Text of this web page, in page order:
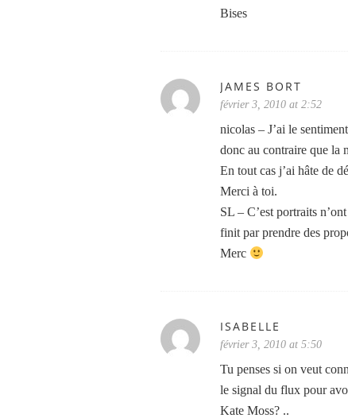
Bises
JAMES BORT
février 3, 2010 at 2:52
nicolas – J’ai le
donc au contraire que la
En tout cas j’ai hâte de
Merci à toi.
SL – C’est portraits
finit par prendre des
Merc
ISABELLE
février 3, 2010 at 5:50
Tu penses si on veut
le signal du flux pour
Kate Moss? ..